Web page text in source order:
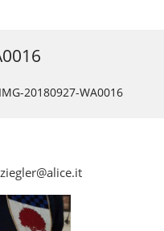
IMG-20180927-WA0016